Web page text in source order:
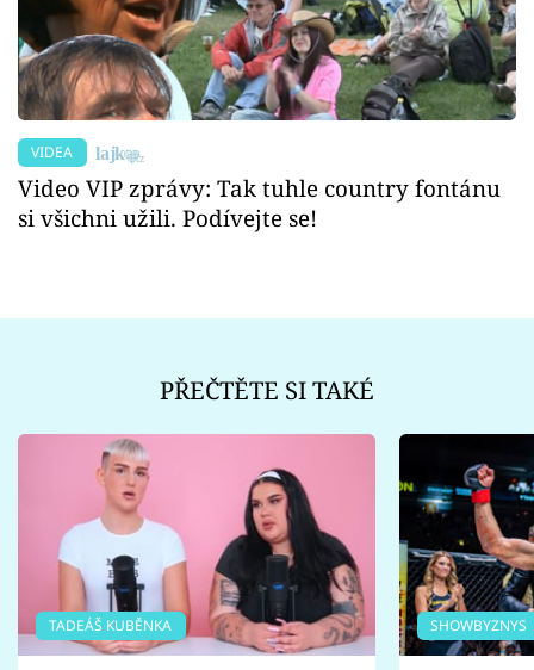
VIDEA
Video VIP zprávy: Tak tuhle country fontánu
si všichni užili. Podívejte se!
PŘEČTĚTE SI TAKÉ
TADEÁŠ KUBĚNKA SHOWBYZNYS